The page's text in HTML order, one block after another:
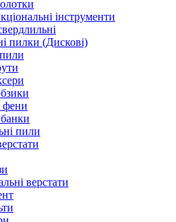
інструменти
пилки (Дискові)
фени
пили
верстати